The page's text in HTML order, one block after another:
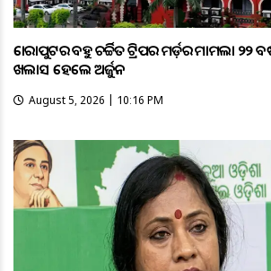
କୋରାପୁଟର ବହୁ ଚର୍ଚ୍ଚିତ ଟ୍ରିପର ମର୍ଡ଼ର ମାମଲା ୨୨
ଖଲାସ ହେଲେ ଅର୍ଜୁନ
August 5, 2026 | 10:16 PM